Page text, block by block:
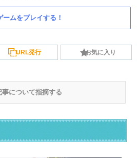
ームをプレイする！
URL発行 お気に入り
事について指摘する